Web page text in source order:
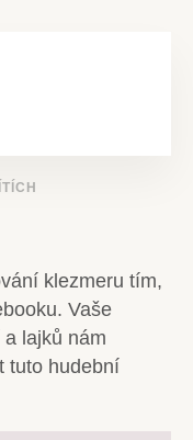
klezmeru tím,
Vaše
lajků nám
tuto hudební